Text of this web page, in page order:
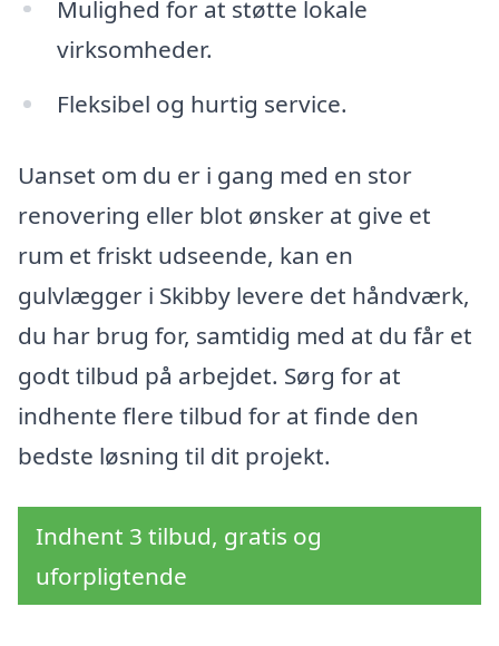
Mulighed for at støtte lokale
virksomheder.
Fleksibel og hurtig service.
Uanset om du er i gang med en stor
renovering eller blot ønsker at give et
rum et friskt udseende, kan en
gulvlægger i Skibby levere det håndværk,
du har brug for, samtidig med at du får et
godt tilbud på arbejdet. Sørg for at
indhente flere tilbud for at finde den
bedste løsning til dit projekt.
Indhent 3 tilbud, gratis og
uforpligtende